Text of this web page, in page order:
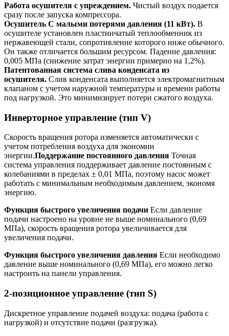
Работа осушителя с упреждением. Чистый воздух подается
сразу после запуска компрессора.
Осушитель С малыми потерями давления (11 кВт). В
осушителе установлен пластинчатый теплообменник из
нержавеющей стали, сопротивление которого ниже обычного.
Он также отличается большим ресурсом. Падение давления:
0,005 МПа (снижение затрат энергии примерно на 1,2%).
Патентованная система слива конденсата из
осушителя. Слив конденсата выполняется электромагнитным
клапаном с учетом наружной температуры и времени работы
под нагрузкой. Это минимизирует потери сжатого воздуха.
Инверторное управление (тип V)
Скорость вращения ротора изменяется автоматически с
учетом потребления воздуха для экономии
энергии.Поддержание постоянного давления Точная
система управления поддерживает давление постоянным с
колебаниями в пределах ± 0,01 МПа, поэтому насос может
работать с минимальным необходимым давлением, экономя
энергию.
Функция быстрого увеличения подачи Если давление
подачи настроено на уровне не выше номинального (0,69
МПа), скорость вращения ротора увеличивается для
увеличения подачи.
Функция быстрого увеличения давления Если необходимо
давление выше номинального (0,69 МПа), его можно легко
настроить на панели управления.
2-позиционное управление (тип S)
Дискретное управление подачей воздуха: подача (работа с
нагрузкой) и отсутствие подачи (разгрузка).